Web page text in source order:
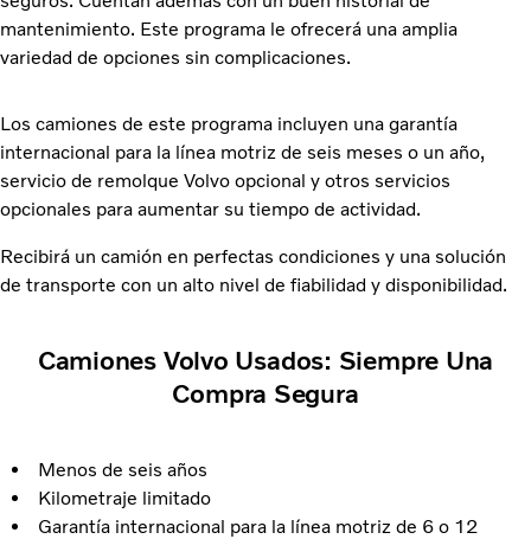
mantenimiento. Este programa le ofrecerá una amplia
variedad de opciones sin complicaciones.
Los camiones de este programa incluyen una garantía
internacional para la línea motriz de seis meses o un año,
servicio de remolque Volvo opcional y otros servicios
opcionales para aumentar su tiempo de actividad.
Recibirá un camión en perfectas condiciones y una solución
de transporte con un alto nivel de fiabilidad y disponibilidad.
Camiones Volvo Usados: Siempre Una
Compra Segura
Menos de seis años
Kilometraje limitado
Garantía internacional para la línea motriz de 6 o 12